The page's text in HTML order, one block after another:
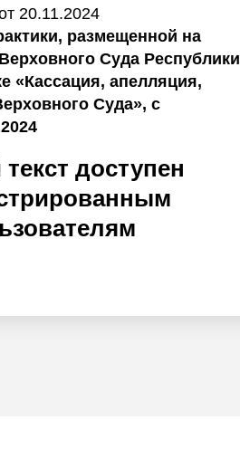
20.11.2024
размещенной на
Суда Республики
«Кассация, апелляция,
Суда», с
доступен